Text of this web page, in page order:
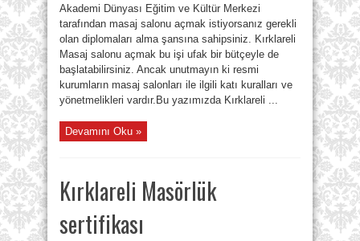
Akademi Dünyası Eğitim ve Kültür Merkezi
tarafından masaj salonu açmak istiyorsanız gerekli
olan diplomaları alma şansına sahipsiniz. Kırklareli
Masaj salonu açmak bu işi ufak bir bütçeyle de
başlatabilirsiniz. Ancak unutmayın ki resmi
kurumların masaj salonları ile ilgili katı kuralları ve
yönetmelikleri vardır.Bu yazımızda Kırklareli ...
Devamını Oku »
Kırklareli Masörlük
sertifikası